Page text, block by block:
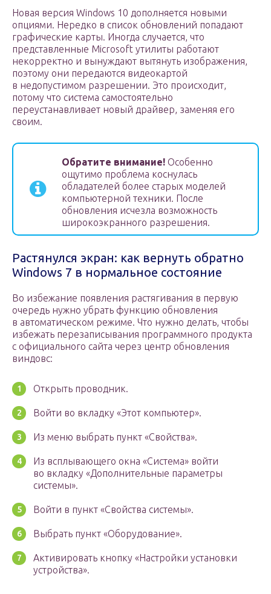
Новая версия Windows 10 дополняется новыми
опциями. Нередко в список обновлений попадают
графические карты. Иногда случается, что
представленные Microsoft утилиты работают
некорректно и вынуждают вытянуть изображения,
поэтому они передаются видеокартой
в недопустимом разрешении. Это происходит,
потому что система самостоятельно
переустанавливает новый драйвер, заменяя его
своим.
Обратите внимание! Особенно
ощутимо проблема коснулась
обладателей более старых моделей
компьютерной техники. После
обновления исчезла возможность
широкоэкранного разрешения.
Растянулся экран: как вернуть обратно
Windows 7 в нормальное состояние
Во избежание появления растягивания в первую
очередь нужно убрать функцию обновления
в автоматическом режиме. Что нужно делать, чтобы
избежать перезаписывания программного продукта
с официального сайта через центр обновления
виндовс:
Открыть проводник.
Войти во вкладку «Этот компьютер».
Из меню выбрать пункт «Свойства».
Из всплывающего окна «Система» войти
во вкладку «Дополнительные параметры
системы».
Войти в пункт «Свойства системы».
Выбрать пункт «Оборудование».
Активировать кнопку «Настройки установки
устройства».